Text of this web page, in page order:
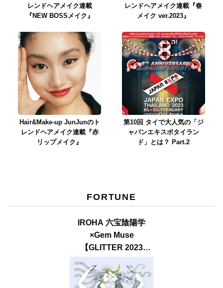
レンドヘアメイク連載
『NEW BOSSメイク』
レンドヘアメイク連載『春
メイク ver.2023』
Hair&Make-up JunJunのト
レンドヘアメイク連載『赤
リップメイク』
第10回 タイで大人気の「ジ
ャパンエキスポタイラン
ド」とは？ Part.2
FORTUNE
IROHA 六宝陰陽学
×Gem Muse
【GLITTER 2023
SUMMER issue】